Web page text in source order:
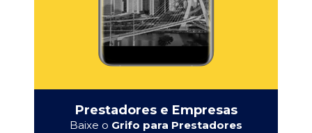
Prestadores e Empresas
Baixe o Grifo para Prestadores